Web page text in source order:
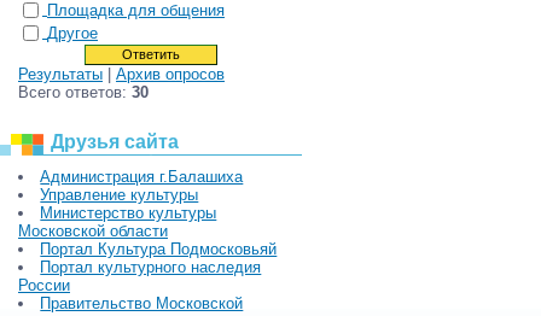
Площадка для общения
Другое
Результаты
Архив опросов
Всего ответов: 30
Друзья сайта
Администрация г.Балашиха
Управление культуры
Министерство культуры
Московской области
Портал Культура Подмосковьяй
Портал культурного наследия
России
Правительство Московской